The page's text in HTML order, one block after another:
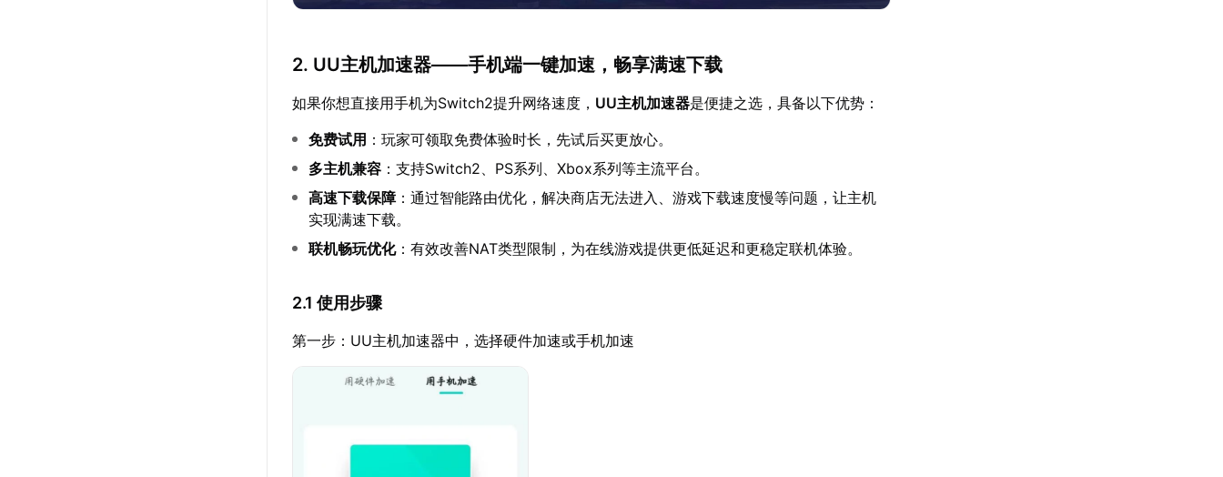
2. UU主机加速器——手机端一键加速，畅享满速下载
如果你想直接用手机为Switch2提升网络速度， UU主机加速器是便捷之选，具备以下优势：
免费试用 ：玩家可领取免费体验时长，先试后买更放心。
多主机兼容 ：支持Switch2、PS系列、Xbox系列等主流平台。
高速下载保障：通过智能路由优化，解决商店无法进入、游戏下载速度慢等问题，让主机
实现满速下载。
联机畅玩优化：有效改善NAT类型限制，为在线游戏提供更低延迟和更稳定联机体验。
2.1 使用步骤
第一步：UU主机加速器中，选择硬件加速或手机加速